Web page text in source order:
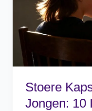
proberen
Stoere
Jongen: 10